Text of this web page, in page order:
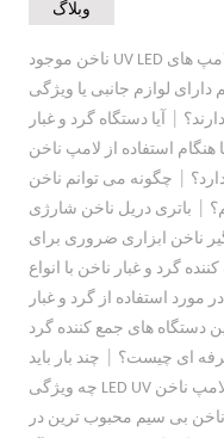
وبلاگ
انواع مختلف لامپ های UV LED ناخن موجود
لوازم جانبی یا ویژگی
آیا دستگاه گرد و غبار
هنگام استفاده از لامپ ناخن
چگونه می توانم ناخن
باتری دریل ناخن شارژی
ناخن ابزاری ضروری برای
گرد و غبار ناخن با انواع
مورد استفاده از گرد و غبار
دستگاه های جمع کننده گرد
حرفه ای چیست؟
چند بار باید
هنگام خرید لامپ ناخن LED UV چه ویژگی
بی سیم محبوب ترین در